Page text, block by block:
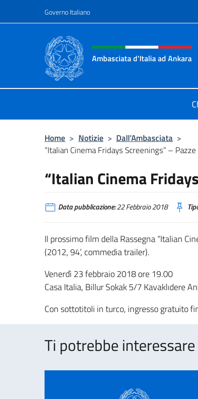
Governo Italiano
Intestazione sito, social
Ambasciata d'Italia ad Ankara
Home > Notizie > Dall’Ambasciata >
“Italian Cinema Fridays Screenings” –
“Italian Cinema
Data pubblicazione:22 Febbraio 2018
Il prossimo film della Rassegna “Italian
(2012, 94’, commedia trailer).
Venerdì 23 febbraio 2018 ore 19.00
Casa Italia, Billur Sokak 5/7 Kavaklıdere
Con sottotitoli in turco, ingresso gratuito
Ti potrebbe interessare